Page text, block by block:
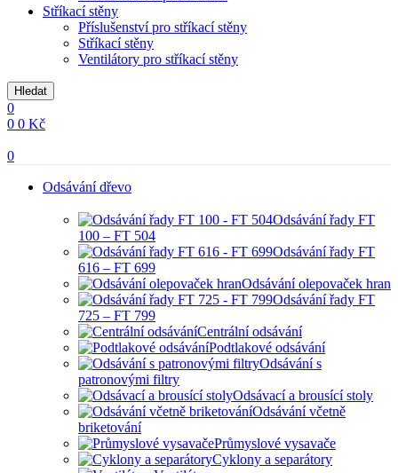
Stříkací stěny
Příslušenství pro stříkací stěny
Stříkací stěny
Ventilátory pro stříkací stěny
Hledat
0
0 0 Kč
0
Odsávání dřevo
Odsávání řady FT
100 – FT 504
Odsávání řady FT
616 – FT 699
Odsávání olepovaček hran
Odsávání řady FT
725 – FT 799
Centrální odsávání
Podtlakové odsávání
Odsávání s
patronovými filtry
Odsávací a brousící stoly
Odsávání včetně
briketování
Průmyslové vysavače
Cyklony a separátory